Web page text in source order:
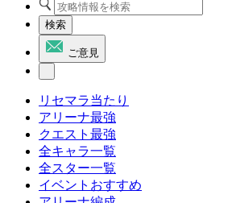
検索
ご意見
リセマラ当たり
アリーナ最強
クエスト最強
全キャラ一覧
全スター一覧
イベントおすすめ